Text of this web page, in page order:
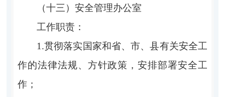
（十三）安全管理办公室
工作职责：
1.贯彻落实国家和省、市、县有关安全工
作的法律法规、方针政策，安排部署安全工
作；